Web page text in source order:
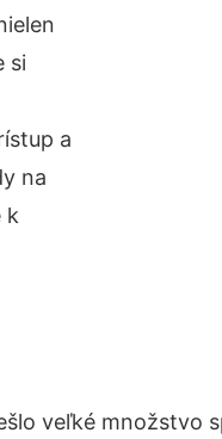
si
a
na
k
veľké množstvo